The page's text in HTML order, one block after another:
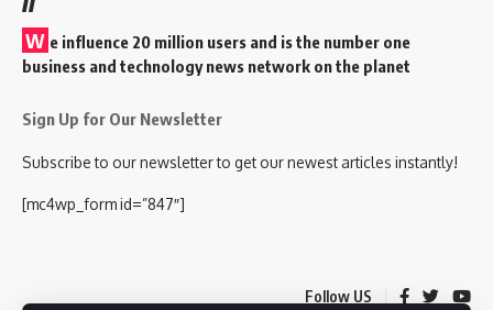
W e influence 20 million users and is the number one
business and technology news network on the planet
Sign Up for Our Newsletter
Subscribe to our newsletter to get our newest articles instantly!
[mc4wp_form id=”847″]
Follow US